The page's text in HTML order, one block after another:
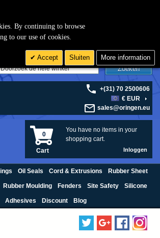
Zoeken
+(31) 70 2500606
€ EUR
sales@oringen.eu
You have no items in your
shopping cart.
0
Cart Inloggen
Oil Seals Cord & Extrusions Rubber Sheet
Rubber Moulding Fenders Site Safety Silicone
Adhesives Discount Blog
By continuing to browse
to our use of cookies.
Accept Sluiten More information